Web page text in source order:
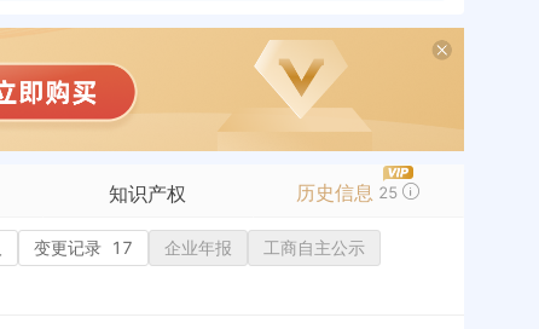
知识产权 历史信息 25
商标信息
变更记录 17 企业年报
工商自主公示